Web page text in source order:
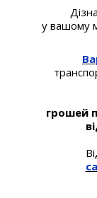
у вашому
грошей